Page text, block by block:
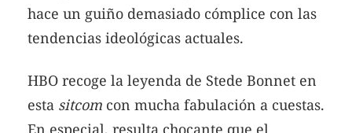
hace un guiño demasiado cómplice con las
tendencias ideológicas actuales.
HBO recoge la leyenda de Stede Bonnet en
esta sitcom con mucha fabulación a cuestas.
En especial, resulta chocante que el